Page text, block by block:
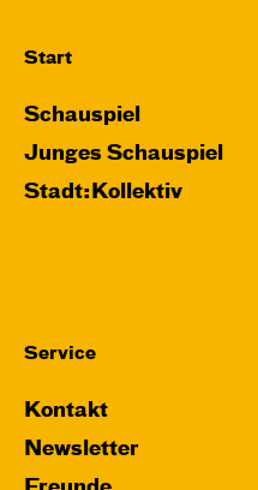
Start
Schauspiel
Junges Schauspiel
Stadt:Kollektiv
Service
Kontakt
Newsletter